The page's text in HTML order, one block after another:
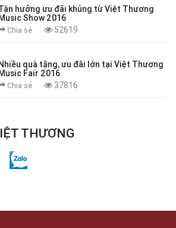
hưởng ưu đãi khủng từ Việt Thương
Show 2016
Chia sẻ 52619
quà tặng, ưu đãi lớn tại Việt Thương
Fair 2016
Chia sẻ 37816
THƯƠNG